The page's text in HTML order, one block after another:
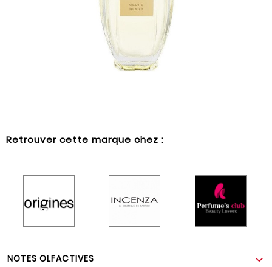
NOTES OLFACTIVES
Retrouver cette marque chez :